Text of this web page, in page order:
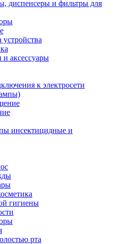
диспенсеры и фильтры для
аксессуары
к электросети
инсектицидные и
гигиены
рта